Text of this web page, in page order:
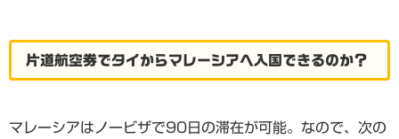
片道航空券でタイからマレーシアへ入国できるのか？
マレーシアはノービザで90日の滞在が可能。なので、次の